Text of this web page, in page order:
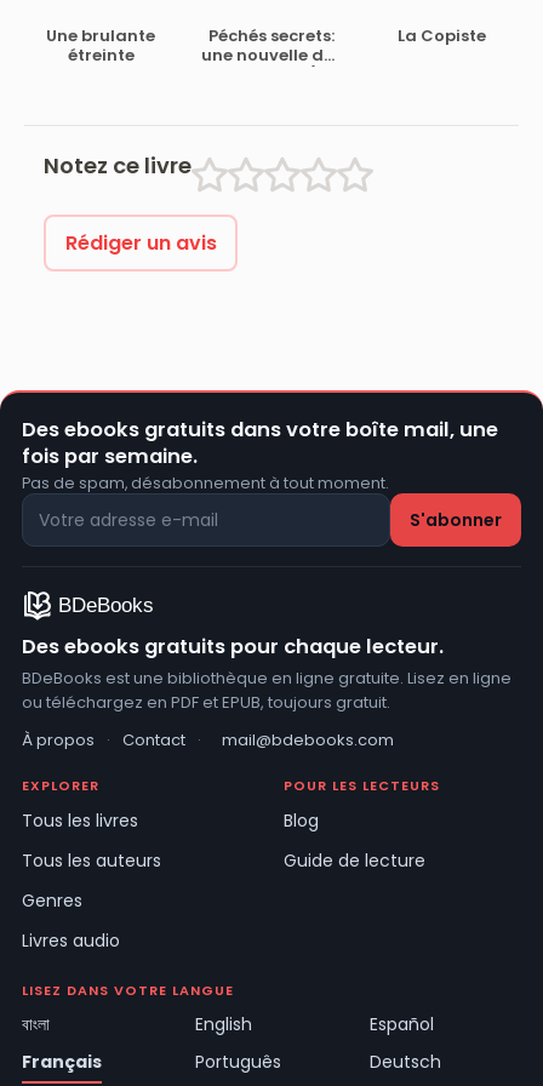
Une brulante
étreinte
Péchés secrets:
une nouvelle des
Frères Byrne (Les
La Copiste
Notez ce livre
Rédiger un avis
Des ebooks gratuits dans votre boîte mail, une
fois par semaine.
Pas de spam, désabonnement à tout moment.
Des ebooks gratuits pour chaque lecteur.
BDeBooks est une bibliothèque en ligne gratuite. Lisez en ligne
ou téléchargez en PDF et EPUB, toujours gratuit.
À propos
· Contact · mail@bdebooks.com
EXPLORER
Tous les livres
Tous les auteurs
Genres
Livres audio
POUR LES LECTEURS
Blog
Guide de lecture
LISEZ DANS VOTRE LANGUE
বাংলা English
Español
Français
Português Deutsch